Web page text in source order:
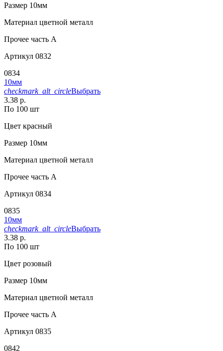
Размер 10мм
Материал цветной металл
Прочее часть A
Артикул 0832
0834
10мм
checkmark_alt_circleВыбрать
3.38 р.
По 100 шт
Цвет красный
Размер 10мм
Материал цветной металл
Прочее часть A
Артикул 0834
0835
10мм
checkmark_alt_circleВыбрать
3.38 р.
По 100 шт
Цвет розовый
Размер 10мм
Материал цветной металл
Прочее часть A
Артикул 0835
0842